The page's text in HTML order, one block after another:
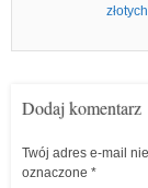
Dodaj komentarz
Twój adres e-mail
oznaczone *